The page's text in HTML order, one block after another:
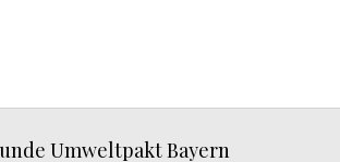
Umweltpakt Bayern